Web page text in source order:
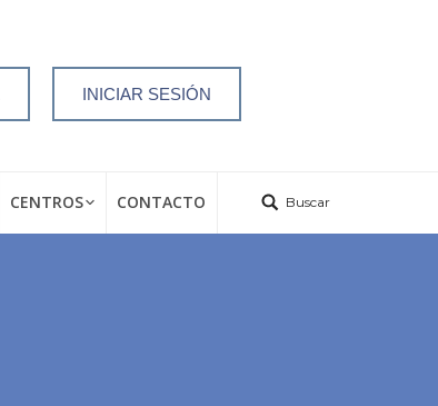
INICIAR SESIÓN
CENTROS CONTACTO Buscar